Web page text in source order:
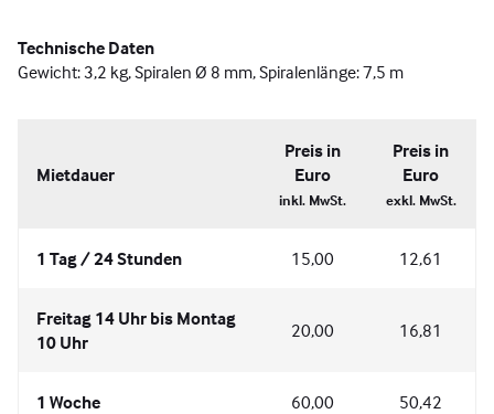
Technische Daten
Gewicht: 3,2 kg, Spiralen Ø 8 mm, Spiralenlänge: 7,5 m
Mietdauer
Preis in
Euro
inkl. MwSt.
Preis in
Euro
exkl. MwSt.
1 Tag / 24 Stunden 15,00 12,61
Freitag 14 Uhr bis Montag
10 Uhr
20,00 16,81
1 Woche 60,00 50,42